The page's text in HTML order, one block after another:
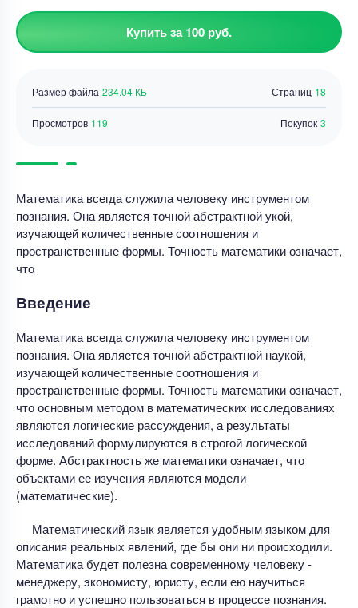
Купить за 100 руб.
Страниц 18
Размер файла 234.04 КБ
Просмотров 119 Покупок 3
Математика всегда служила человеку инструментом
познания. Она является точной абстрактной укой,
изучающей количественные соотношения и
пространственные формы. Точность математики означает,
что
Введение
Математика всегда служила человеку инструментом
познания. Она является точной абстрактной наукой,
изучающей количественные соотношения и
пространственные формы. Точность математики означает,
что основным методом в математических исследованиях
являются логические рассуждения, а результаты
исследований формулируются в строгой логической
форме. Абстрактность же математики означает, что
объектами ее изучения являются модели
(математические).
Математический язык является удобным языком для
описания реальных явлений, где бы они ни происходили.
Математика будет полезна современному человеку -
менеджеру, экономисту, юристу, если ею научиться
грамотно и успешно пользоваться в процессе познания.